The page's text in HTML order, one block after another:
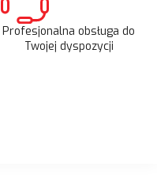
Profesjonalna obsługa do
Twojej dyspozycji